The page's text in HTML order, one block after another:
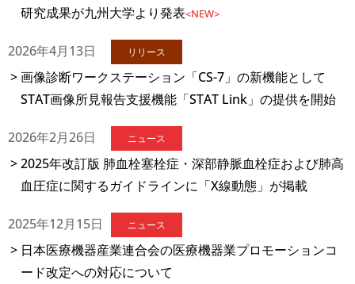
研究成果が九州大学より発表<NEW>
2026年4月13日 リリース
画像診断ワークステーション「CS-7」の新機能として
STAT画像所見報告支援機能「STAT Link」の提供を開始
2026年2月26日 ニュース
2025年改訂版 肺血栓塞栓症・深部静脈血栓症および肺高
血圧症に関するガイドラインに「X線動態」が掲載
2025年12月15日 ニュース
日本医療機器産業連合会の医療機器業プロモーションコ
ード改定への対応について